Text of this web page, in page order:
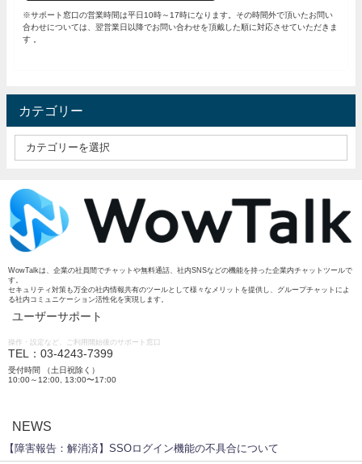
※サポート窓口の営業時間は平日10時～17時になります。その時間外で頂いたお問い
合わせについては、翌営業日以降でお問い合わせを頂戴した順に対応させていただきま
す 。
カテゴリー
WowTalkは、企業の社員間でチャットや無料通話、社内SNSなどの機能を持った企業内チャットツールで
す。
セキュリティ対策も万全の社内情報共有のツールとして様々なメリットを提供し、グループチャットによ
る社内コミュニケーション活性化を実現します。
ユーザーサポート
操作・設定など、ご利用開始後のサポート窓口
TEL：03-4243-7399
受付時間 （土日祝除く）
10:00～12:00, 13:00〜17:00
NEWS
【障害報告：解消済】SSOログイン機能の不具合について